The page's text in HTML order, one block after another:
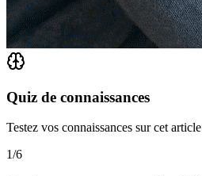
Quiz de connaissances
Testez vos connaissances sur cet article
1/6